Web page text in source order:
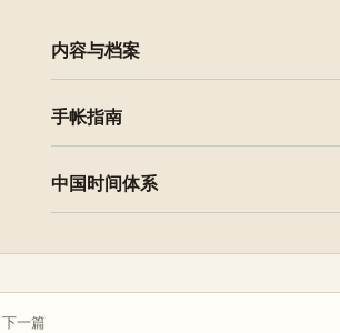
内容与档案
手帐指南
中国时间体系
下一篇